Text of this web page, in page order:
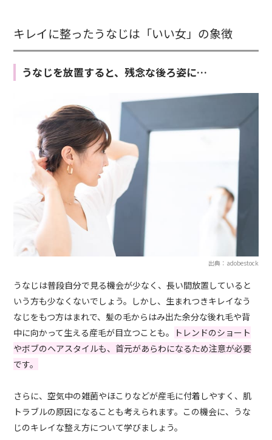
キレイに整ったうなじは「いい女」の象徴
うなじを放置すると、残念な後ろ姿に…
出典：adobestock
うなじは普段自分で見る機会が少なく、長い間放置していると
いう方も少なくないでしょう。しかし、生まれつきキレイなう
なじをもつ方はまれで、髪の毛からはみ出た余分な後れ毛や背
中に向かって生える産毛が目立つことも。
トレンドのショート
やボブのヘアスタイルも、首元があらわになるため注意が必要
です。
さらに、空気中の雑菌やほこりなどが産毛に付着しやすく、肌
トラブルの原因になることも考えられます。この機会に、うな
じのキレイな整え方について学びましょう。